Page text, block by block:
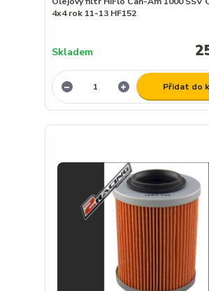
4x4 rok 11-13 HF152
Skladem
Přidat do